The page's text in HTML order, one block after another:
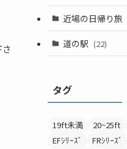
近場の日帰り旅
道の駅 (22)
タグ
19ft未満 20~25ft
EFｼﾘｰｽﾞ
FRｼﾘｰｽﾞ